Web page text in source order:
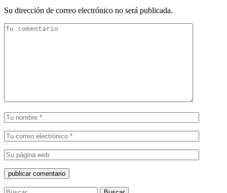
Su dirección de correo electrónico no será publicada.